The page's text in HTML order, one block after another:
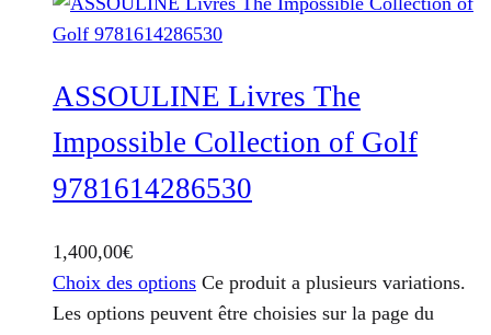
ASSOULINE Livres The
Impossible Collection of Golf
9781614286530
1,400,00€
Choix des options Ce produit a plusieurs variations.
Les options peuvent être choisies sur la page du